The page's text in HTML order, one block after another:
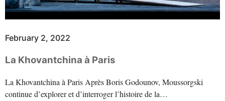
February 2, 2022
La Khovantchina à Paris
La Khovantchina à Paris Après Boris Godounov, Moussorgski
continue d’explorer et d’interroger l’histoire de la…